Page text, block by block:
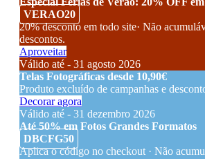
VERAO20
20% desconto em todo site· Não
descontos.
Aproveitar
Válido até - 31 agosto 2026
Telas Fotográficas desde 10,90€
Produto excluído de campanhas e
Decorar agora
Válido até - 31 dezembro 2026
Até 50% em Fotos Grandes Formatos
DBCFG50
Aplica o código no checkout · Não